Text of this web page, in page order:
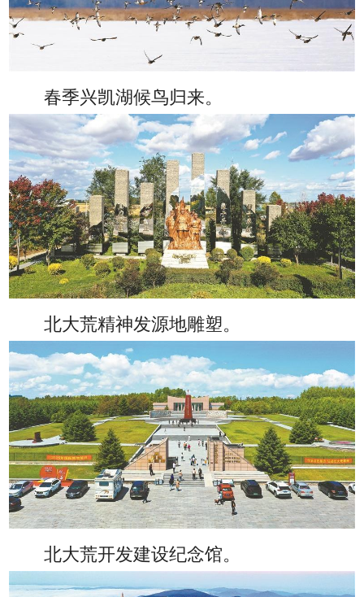
春季兴凯湖候鸟归来。
北大荒精神发源地雕塑。
北大荒开发建设纪念馆。